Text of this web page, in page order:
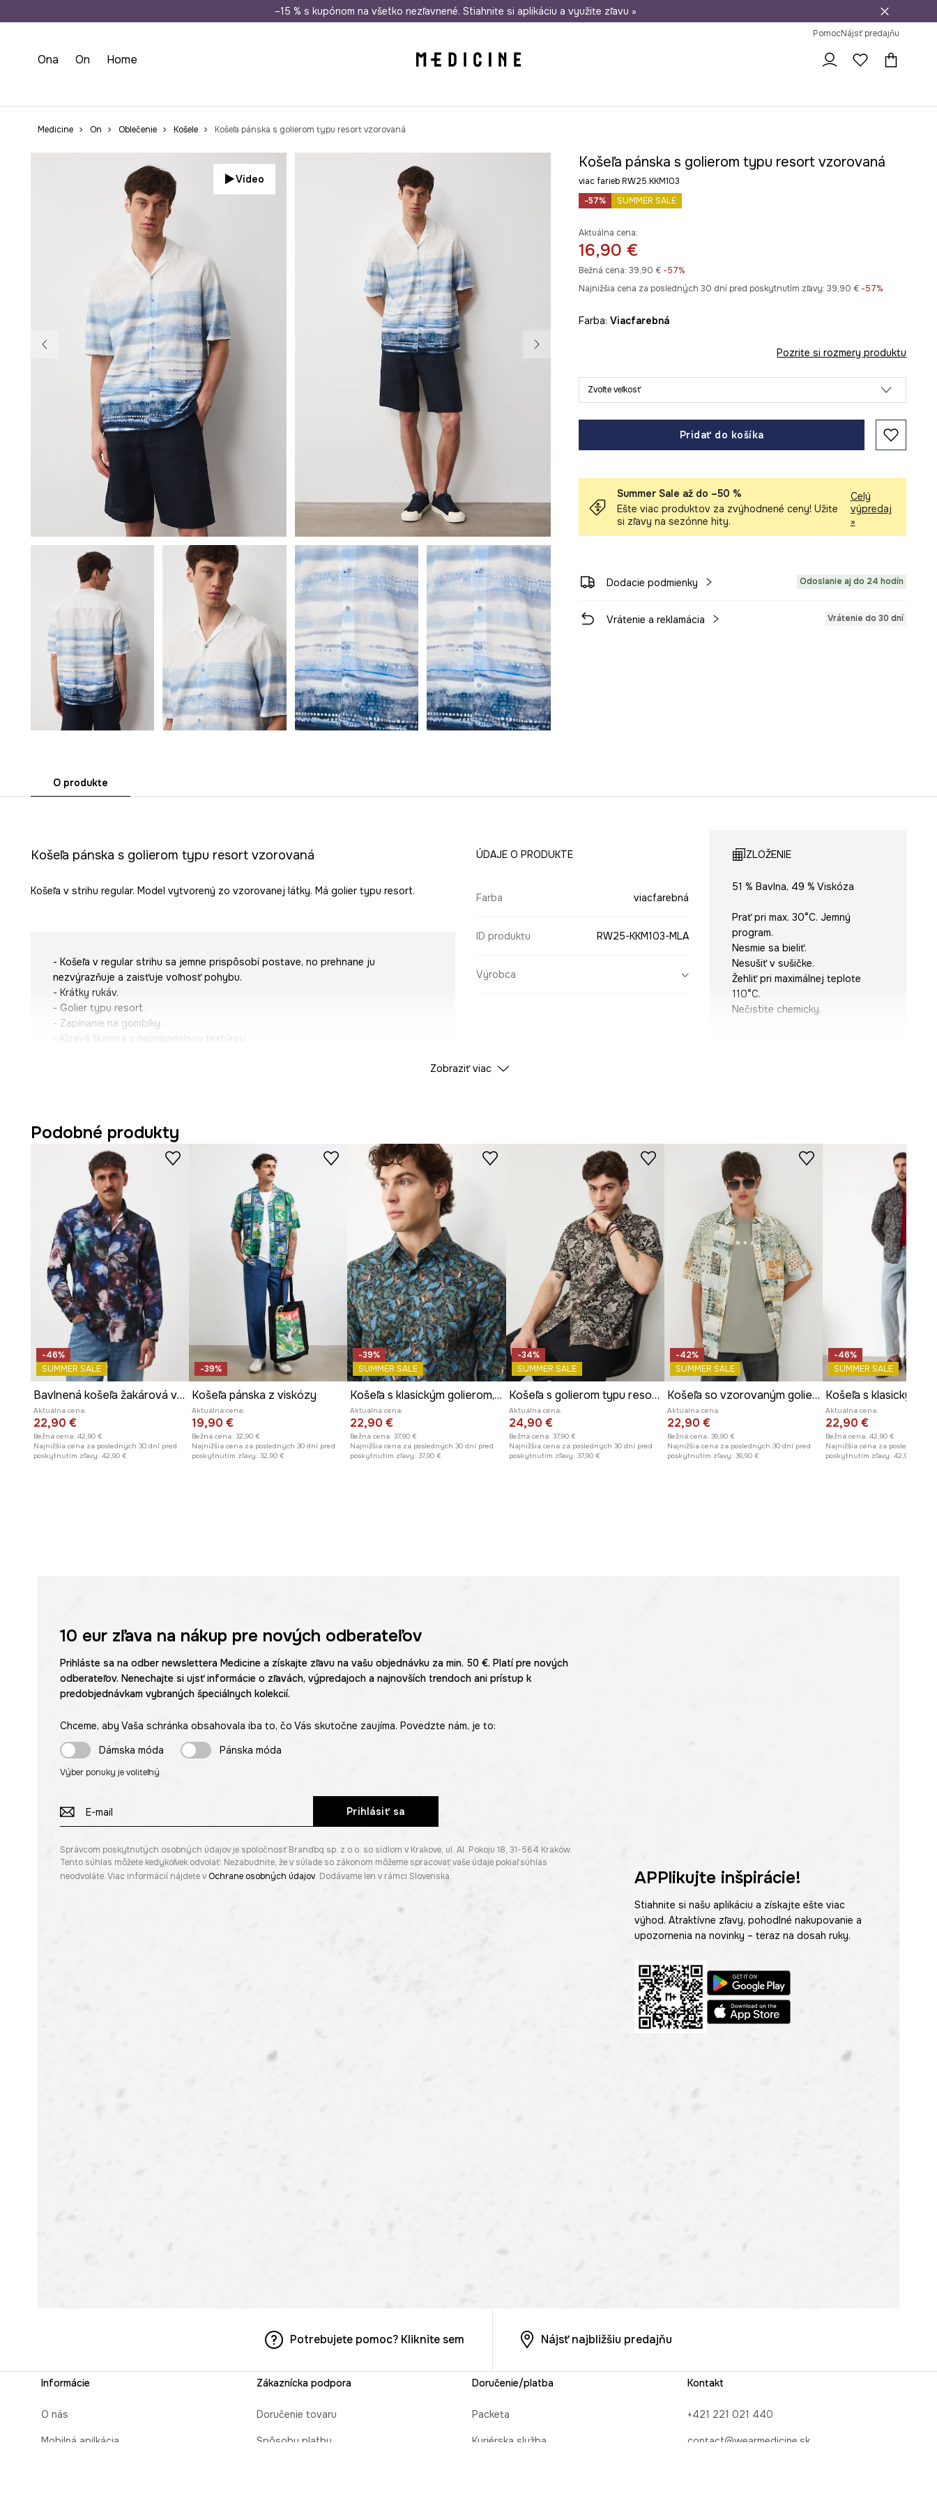
Doprava zadarmo od 50 € Odoslanie aj do 24 hodín 30 dní na vrátenie tovaru
–15 % s kupónom na všetko nezľavnené. Stiahnite si aplikáciu a využite zľavu »
PomocNájsť predajňu
Ona On Home
Medicine On Oblečenie Košele Košeľa pánska s golierom typu resort vzorovaná
Video
Košeľa pánska s golierom typu resort vzorovaná
viac farieb RW25.KKM103
-57%
SUMMER SALE
Aktuálna cena:
16,90 €
Bežná cena: 39,90 €-57%
Najnižšia cena za posledných 30 dní pred poskytnutím zľavy: 39,90 € -57%
Farba: viacfarebná
Pozrite si rozmery produktu
Zvoľte veľkosť
Pridať do košíka
Summer Sale až do –50 %
Ešte viac produktov za zvýhodnené ceny! Užite
si zľavy na sezónne hity.
Celý
výpredaj
»
Dodacie podmienky Odoslanie aj do 24 hodín
Vrátenie a reklamácia Vrátenie do 30 dní
O produkte
Košeľa pánska s golierom typu resort vzorovaná
Košeľa v strihu regular. Model vytvorený zo vzorovanej látky. Má golier typu resort.
- Košeľa v regular strihu sa jemne prispôsobí postave, no prehnane ju
nezvýrazňuje a zaisťuje voľnosť pohybu.
- Krátky rukáv.
- Golier typu resort.
- Zapínanie na gombíky.
- Kĺzavá tkanina s nepravidelnou textúrou.
ÚDAJE O PRODUKTE
Farba viacfarebná
ID produktu RW25-KKM103-MLA
Výrobca
ZLOŽENIE
51 % Bavlna, 49 % Viskóza
Prať pri max. 30°C. Jemný
program.
Nesmie sa bieliť.
Nesušiť v sušičke.
Žehliť pri maximálnej teplote
110°C.
Nečistite chemicky.
ROZMERY
Model je vysoký 188 cm a má na
sebe veľkosť M
Pozrite si rozmery produktu
Zobraziť viac
Podobné produkty
-46%
SUMMER SALE
Bavlnená košeľa žakárová vzorovaná
Aktuálna cena:
22,90 €
Bežná cena: 42,90 €
Najnižšia cena za posledných 30 dní pred
poskytnutím zľavy: 42,90 €
-39%
Košeľa pánska z viskózy
Aktuálna cena:
19,90 €
Bežná cena: 32,90 €
Najnižšia cena za posledných 30 dní pred
poskytnutím zľavy: 32,90 €
-39%
SUMMER SALE
Košeľa s klasickým golierom, so vzorom
Aktuálna cena:
22,90 €
Bežná cena: 37,90 €
Najnižšia cena za posledných 30 dní pred
poskytnutím zľavy: 37,90 €
-34%
SUMMER SALE
Košeľa s golierom typu resort vzorovaná
Aktuálna cena:
24,90 €
Bežná cena: 37,90 €
Najnižšia cena za posledných 30 dní pred
poskytnutím zľavy: 37,90 €
-42%
SUMMER SALE
Košeľa so vzorovaným golierom
Aktuálna cena:
22,90 €
Bežná cena: 39,90 €
Najnižšia cena za posledných 30 dní pred
poskytnutím zľavy: 39,90 €
-46%
SUMMER SALE
Aktuálna cena:
22,90 €
Bežná cena: 42,90 €
Najnižšia cena za posledných
poskytnutím zľavy: 42,90 €
10 eurzľava na nákup pre nových odberateľov
Prihláste sa na odber newslettera Medicine a získajte zľavu na vašu objednávku za min. 50 €. Platí pre nových
odberateľov. Nenechajte si ujsť informácie o zľavách, výpredajoch a najnovších trendoch ani prístup k
predobjednávkam vybraných špeciálnych kolekcií.
Chceme, aby Vaša schránka obsahovala iba to, čo Vás skutočne zaujíma. Povedzte nám, je to:
Dámska móda
Pánska móda
Výber ponuky je voliteľný
Prihlásiť sa
Správcom poskytnutých osobných údajov je spoločnosť Brandbq sp. z o.o. so sídlom v Krakove, ul. Al. Pokoju 18, 31-564 Kraków.
Tento súhlas môžete kedykoľvek odvolať. Nezabudnite, že v súlade so zákonom môžeme spracovať vaše údaje pokiaľ súhlas
neodvoláte. Viac informácií nájdete v Ochrane osobných údajov. Dodávame len v rámci Slovenska. APPlikujte inšpirácie!
Stiahnite si našu aplikáciu a získajte ešte viac
výhod. Atraktívne zľavy, pohodlné nakupovanie a
upozornenia na novinky – teraz na dosah ruky.
Potrebujete pomoc? Kliknite sem Nájsť najbližšiu predajňu
Informácie
O nás
Mobilná apilkácia
Zákaznícka podpora
Doručenie tovaru
Spôsoby platby
Doručenie/platba
Packeta
Kuriérska služba
Kontakt
+421 221 021 440
contact@wearmedicine.sk